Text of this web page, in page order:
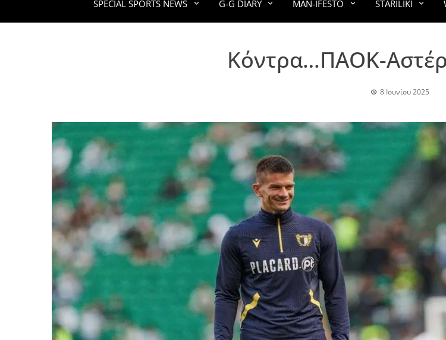
SPECIAL SPORTS NEWS G-G DIARY MAN-IFESTO STARILIKI
Κόντρα…ΠΑΟΚ-
8 Ιουνίου 2025